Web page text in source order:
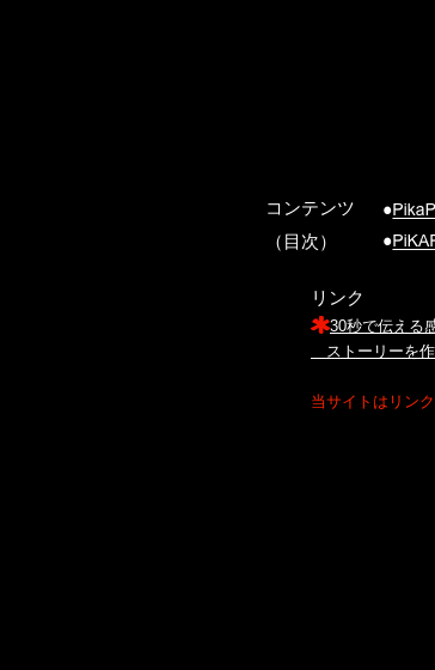
リンク
30秒で伝える
ストーリーを作
当サイトはリン
コンテンツ
（目次）